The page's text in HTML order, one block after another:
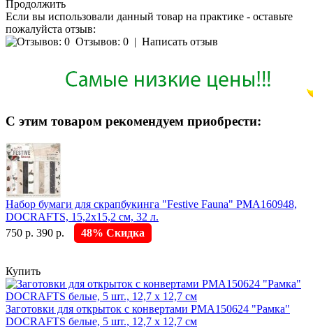
Продолжить
Если вы использовали данный товар на практике - оставьте
пожалуйста отзыв:
Отзывов: 0 | Написать отзыв
С этим товаром рекомендуем приобрести:
Набор бумаги для скрапбукинга "Festive Fauna" PMA160948,
DOCRAFTS, 15,2х15,2 см, 32 л.
750 р. 390 р. 48% Скидка
Купить
Заготовки для открыток с конвертами PMA150624 "Рамка"
DOCRAFTS белые, 5 шт., 12,7 х 12,7 см